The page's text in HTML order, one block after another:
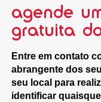
agende
gratuita
Entre em contato
abrangente dos
seu local para
identificar